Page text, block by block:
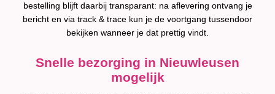
bestelling blijft daarbij transparant: na aflevering ontvang je
bericht en via track & trace kun je de voortgang tussendoor
bekijken wanneer je dat prettig vindt.
Snelle bezorging in Nieuwleusen
mogelijk